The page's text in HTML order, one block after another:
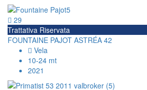
29
Trattativa Riservata
FOUNTAINE PAJOT ASTRÉA 42
Vela
10-24 mt
2021